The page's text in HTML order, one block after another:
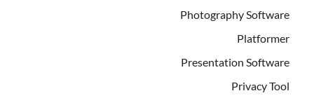
Photography Software
Platformer
Presentation Software
Privacy Tool